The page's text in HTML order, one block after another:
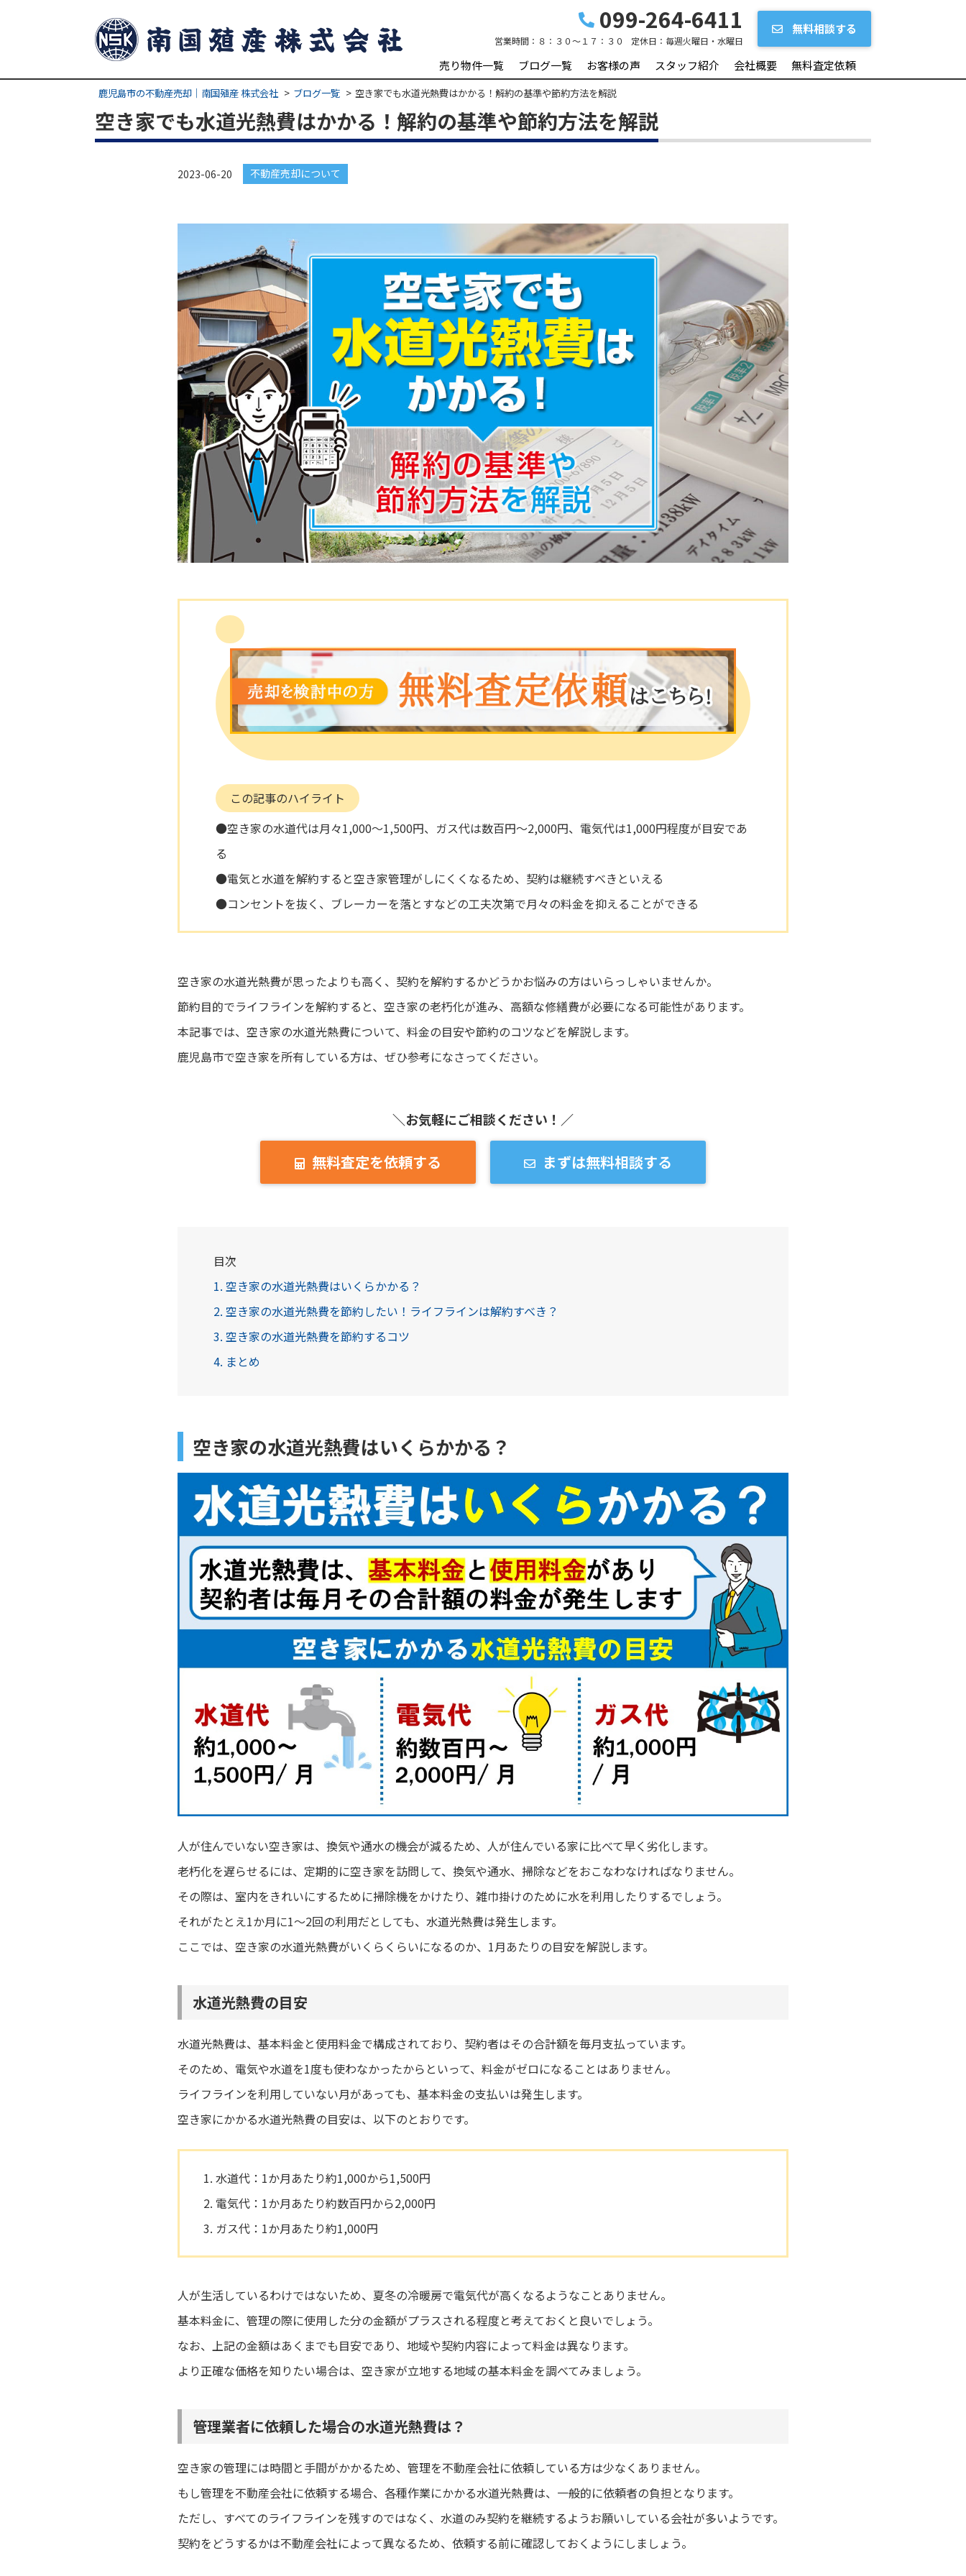
099-264-6411
営業時間： ８：３０～１７：３０ 定休日： 毎週火曜日・水曜日
無料相談する
売り物件一覧 ブログ一覧 お客様の声 スタッフ紹介 会社概要 無料査定依頼
鹿児島市の不動産売却｜南国殖産 株式会社 ブログ一覧 空き家でも水道光熱費はかかる！解約の基準や節約方法を解説
空き家でも水道光熱費はかかる！解約の基準や節約方法を解説
2023-06-20 不動産売却について
この記事のハイライト
●空き家の水道代は月々1,000〜1,500円、ガス代は数百円～2,000円、電気代は1,000円程度が目安であ
る
●電気と水道を解約すると空き家管理がしにくくなるため、契約は継続すべきといえる
●コンセントを抜く、ブレーカーを落とすなどの工夫次第で月々の料金を抑えることができる
空き家の水道光熱費が思ったよりも高く、契約を解約するかどうかお悩みの方はいらっしゃいませんか。
節約目的でライフラインを解約すると、空き家の老朽化が進み、高額な修繕費が必要になる可能性があります。
本記事では、空き家の水道光熱費について、料金の目安や節約のコツなどを解説します。
鹿児島市で空き家を所有している方は、ぜひ参考になさってください。
＼お気軽にご相談ください！／
無料査定を依頼する まずは無料相談する
目次
1. 空き家の水道光熱費はいくらかかる？
2. 空き家の水道光熱費を節約したい！ライフラインは解約すべき？
3. 空き家の水道光熱費を節約するコツ
4. まとめ
空き家の水道光熱費はいくらかかる？
人が住んでいない空き家は、換気や通水の機会が減るため、人が住んでいる家に比べて早く劣化します。
老朽化を遅らせるには、定期的に空き家を訪問して、換気や通水、掃除などをおこなわなければなりません。
その際は、室内をきれいにするために掃除機をかけたり、雑巾掛けのために水を利用したりするでしょう。
それがたとえ1か月に1～2回の利用だとしても、水道光熱費は発生します。
ここでは、空き家の水道光熱費がいくらくらいになるのか、1月あたりの目安を解説します。
水道光熱費の目安
水道光熱費は、基本料金と使用料金で構成されており、契約者はその合計額を毎月支払っています。
そのため、電気や水道を1度も使わなかったからといって、料金がゼロになることはありません。
ライフラインを利用していない月があっても、基本料金の支払いは発生します。
空き家にかかる水道光熱費の目安は、以下のとおりです。
水道代：1か月あたり約1,000から1,500円
電気代：1か月あたり約数百円から2,000円
ガス代：1か月あたり約1,000円
人が生活しているわけではないため、夏冬の冷暖房で電気代が高くなるようなことありません。
基本料金に、管理の際に使用した分の金額がプラスされる程度と考えておくと良いでしょう。
なお、上記の金額はあくまでも目安であり、地域や契約内容によって料金は異なります。
より正確な価格を知りたい場合は、空き家が立地する地域の基本料金を調べてみましょう。
管理業者に依頼した場合の水道光熱費は？
空き家の管理には時間と手間がかかるため、管理を不動産会社に依頼している方は少なくありません。
もし管理を不動産会社に依頼する場合、各種作業にかかる水道光熱費は、一般的に依頼者の負担となります。
ただし、すべてのライフラインを残すのではなく、水道のみ契約を継続するようお願いしている会社が多いようです。
契約をどうするかは不動産会社によって異なるため、依頼する前に確認しておくようにしましょう。